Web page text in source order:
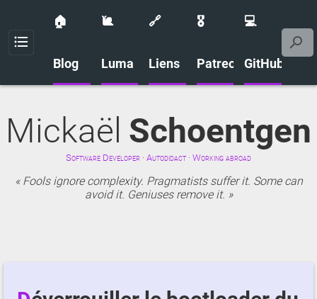
Menu
🏠
Blog
🐌
Luma
🔗
Liens
🎖️
Patreon
💻
GitHub
Mickaël Schoentgen
Software Developer · Autodidact · Working abroad
Fools ignore complexity. Pragmatists suffer it. Some can
avoid it. Geniuses remove it.